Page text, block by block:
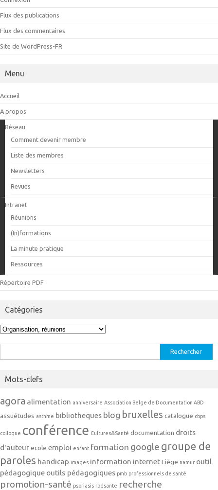
Flux des publications
Flux des commentaires
Site de WordPress-FR
Menu
Accueil
A propos
Réseau
Comment devenir membre
Liste des membres
Newsletters
Revues
Intranet
Réunions
(In)formations
La minute pratique
Ressources
Répertoire PDF
Catégories
Catégories
Mots-clefs
agora alimentation anniversaire Association Belge de Documentation ABD
assuétudes asthme bibliotheques blog bruxelles catalogue cbps
colloque conférence Cultures&Santé documentation droits
d'auteur ecole emploi enfant formation google groupe de
paroles handicap images information internet Liège namur outil
pédagogique outils pédagogiques pmb professionnels de santé
promotion-santé psoriasis rbdsante recherche